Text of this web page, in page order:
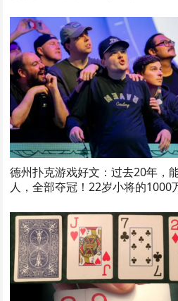
德州扑克游戏好文：过去20年，
人，全部夺冠！22岁小将的1000